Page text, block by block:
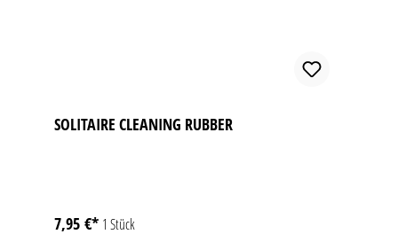
SOLITAIRE CLEANING RUBBER
7,95 €* 1 Stück